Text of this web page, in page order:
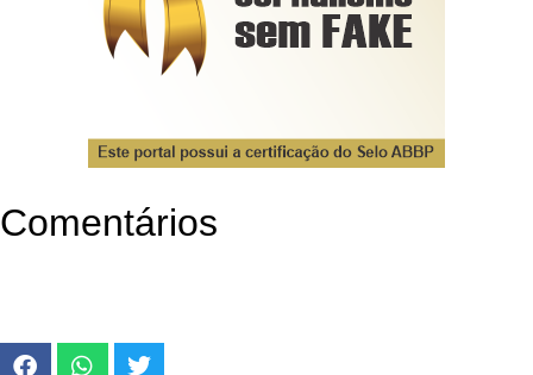
Comentários